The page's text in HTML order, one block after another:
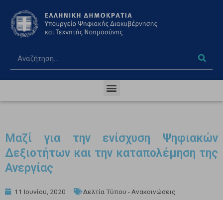
Μαζί για την ενίσχυση Ψηφιακών
Δεξιοτήτων και την καταπολέμηση της
Ανεργίας
11 Ιουνίου, 2020 Δελτία Τύπου - Ανακοινώσεις